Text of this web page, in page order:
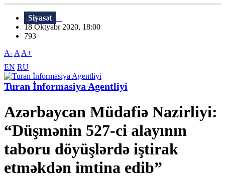
Siyasət
18 Oktyabr 2020, 18:00
793
A- A A+
EN RU
Turan İnformasiya Agentliyi
Azərbaycan Müdafiə Nazirliyi:
“Düşmənin 527-ci alayının
taboru döyüşlərdə iştirak
etməkdən imtina edib”